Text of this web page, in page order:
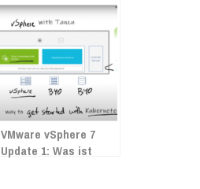
VMware vSphere 7
Update 1: Was ist